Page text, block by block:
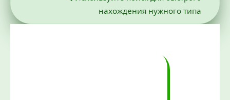
Не менее 2 полностью
заполненных страниц.
Наличие структуры: заголовки,
нахождения нужного типа